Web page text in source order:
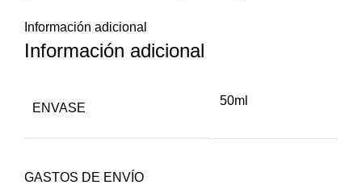
Información adicional
Información adicional
ENVASE
50ml
GASTOS DE ENVÍO